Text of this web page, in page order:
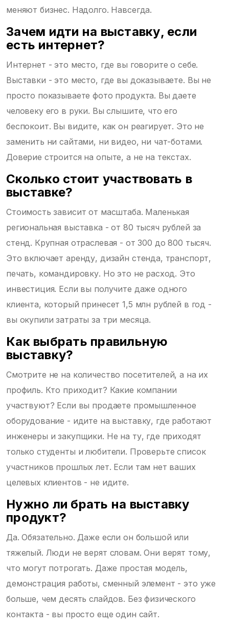
меняют бизнес. Надолго. Навсегда.
Зачем идти на выставку, если
есть интернет?
Интернет - это место, где вы говорите о себе.
Выставки - это место, где вы доказываете. Вы не
просто показываете фото продукта. Вы даете
человеку его в руки. Вы слышите, что его
беспокоит. Вы видите, как он реагирует. Это не
заменить ни сайтами, ни видео, ни чат-ботами.
Доверие строится на опыте, а не на текстах.
Сколько стоит участвовать в
выставке?
Стоимость зависит от масштаба. Маленькая
региональная выставка - от 80 тысяч рублей за
стенд. Крупная отраслевая - от 300 до 800 тысяч.
Это включает аренду, дизайн стенда, транспорт,
печать, командировку. Но это не расход. Это
инвестиция. Если вы получите даже одного
клиента, который принесет 1,5 млн рублей в год -
вы окупили затраты за три месяца.
Как выбрать правильную
выставку?
Смотрите не на количество посетителей, а на их
профиль. Кто приходит? Какие компании
участвуют? Если вы продаете промышленное
оборудование - идите на выставку, где работают
инженеры и закупщики. Не на ту, где приходят
только студенты и любители. Проверьте список
участников прошлых лет. Если там нет ваших
целевых клиентов - не идите.
Нужно ли брать на выставку
продукт?
Да. Обязательно. Даже если он большой или
тяжелый. Люди не верят словам. Они верят тому,
что могут потрогать. Даже простая модель,
демонстрация работы, сменный элемент - это уже
больше, чем десять слайдов. Без физического
контакта - вы просто еще один сайт.